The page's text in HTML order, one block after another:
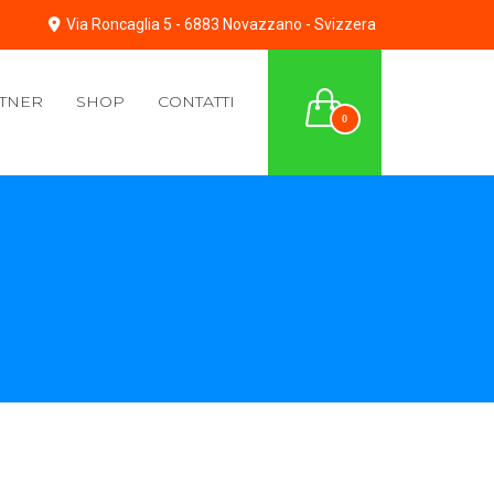
Via Roncaglia 5 - 6883 Novazzano - Svizzera
0
SHOP CONTATTI